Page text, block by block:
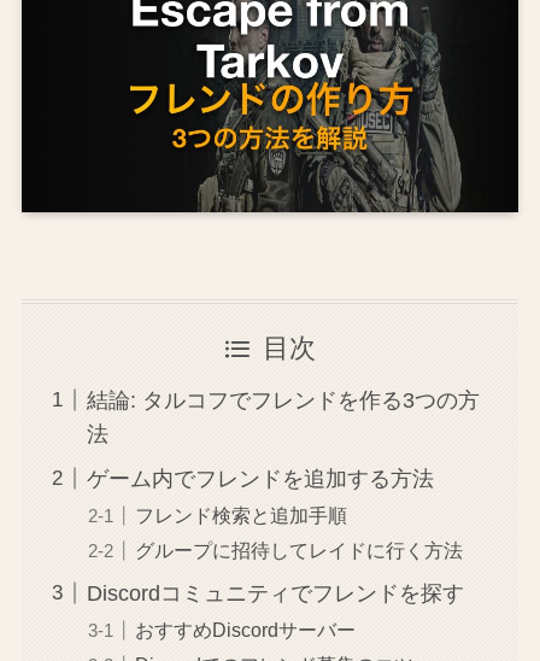
目次
結論: タルコフでフレンドを作る3つの方
法
ゲーム内でフレンドを追加する方法
フレンド検索と追加手順
グループに招待してレイドに行く方法
Discordコミュニティでフレンドを探す
おすすめDiscordサーバー